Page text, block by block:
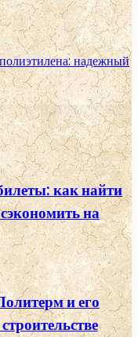
надежный
как найти
на
и его